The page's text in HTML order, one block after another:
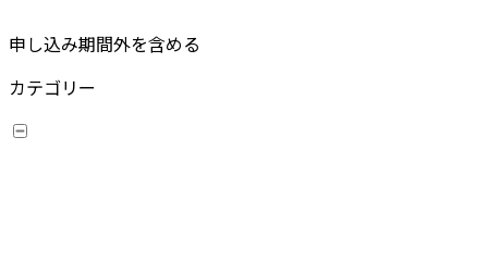
申し込み期間外を含める
カテゴリー